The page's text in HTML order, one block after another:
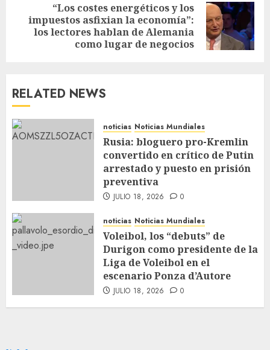
“Los costes energéticos y los
impuestos asfixian la economía”:
los lectores hablan de Alemania
como lugar de negocios
RELATED NEWS
noticias Noticias Mundiales
Rusia: bloguero pro-Kremlin
convertido en crítico de Putin
arrestado y puesto en prisión
preventiva
JULIO 18, 2026 0
noticias Noticias Mundiales
Voleibol, los “debuts” de
Durigon como presidente de la
Liga de Voleibol en el
escenario Ponza d’Autore
JULIO 18, 2026 0